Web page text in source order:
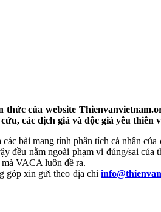
của website
các dịch giả và độc giả yêu
bài mang tính phân tích cá nhân
đều nằm ngoài phạm vi đúng/sai
VACA luôn đề ra.
góp xin gửi theo địa chỉ